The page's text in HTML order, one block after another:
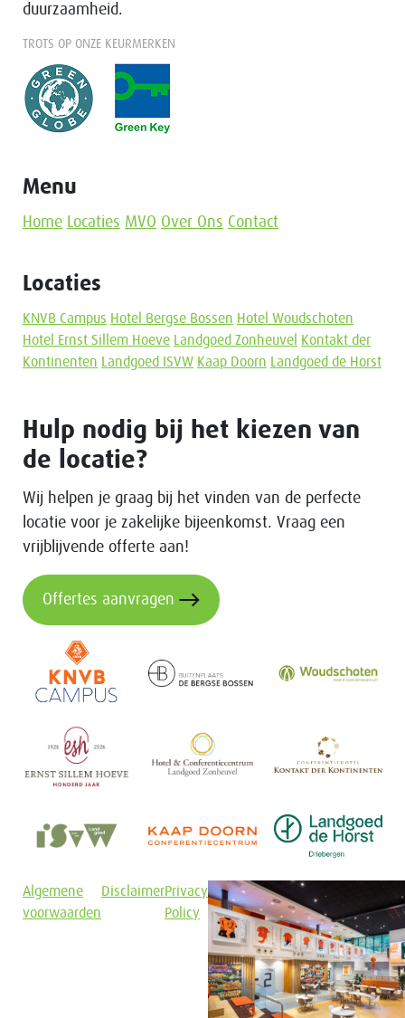
duurzaamheid.
TROTS OP ONZE KEURMERKEN
Menu
Home Locaties MVO Over Ons Contact
Locaties
KNVB Campus Hotel Bergse Bossen Hotel Woudschoten
Hotel Ernst Sillem Hoeve
Landgoed Zonheuvel
Kontakt der
Kontinenten
Landgoed ISVW Kaap Doorn Landgoed de Horst
Hulp nodig bij het kiezen van
de locatie?
Wij helpen je graag bij het vinden van de perfecte
locatie voor je zakelijke bijeenkomst. Vraag een
vrijblijvende offerte aan!
Offertes aanvragen
Algemene
voorwaarden
DisclaimerPrivacy
Policy